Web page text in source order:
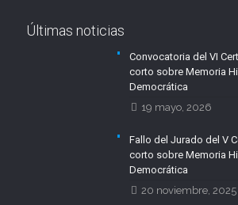
Últimas noticias
Convocatoria del VI
corto sobre Memoria
Democrática
19 mayo, 2026
Fallo del Jurado del V
corto sobre Memoria
Democrática
20 noviembre, 2025